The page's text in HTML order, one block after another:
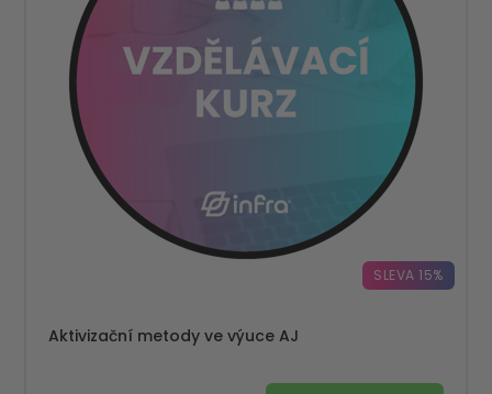
SLEVA 15%
Aktivizační metody ve výuce AJ